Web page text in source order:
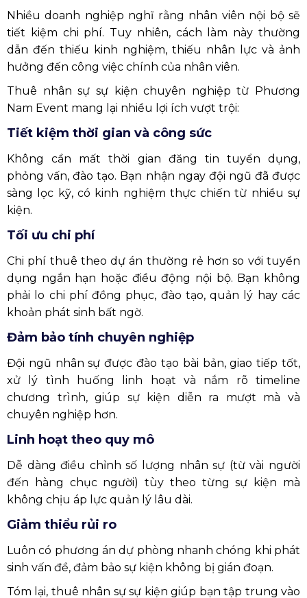
Nhiều doanh nghiệp nghĩ rằng nhân viên nội bộ sẽ
tiết kiệm chi phí. Tuy nhiên, cách làm này thường
dẫn đến thiếu kinh nghiệm, thiếu nhân lực và ảnh
hưởng đến công việc chính của nhân viên.
Thuê nhân sự sự kiện chuyên nghiệp từ Phương
Nam Event mang lại nhiều lợi ích vượt trội:
Tiết kiệm thời gian và công sức
Không cần mất thời gian đăng tin tuyển dụng,
phỏng vấn, đào tạo. Bạn nhận ngay đội ngũ đã được
sàng lọc kỹ, có kinh nghiệm thực chiến từ nhiều sự
kiện.
Tối ưu chi phí
Chi phí thuê theo dự án thường rẻ hơn so với tuyển
dụng ngắn hạn hoặc điều động nội bộ. Bạn không
phải lo chi phí đồng phục, đào tạo, quản lý hay các
khoản phát sinh bất ngờ.
Đảm bảo tính chuyên nghiệp
Đội ngũ nhân sự được đào tạo bài bản, giao tiếp tốt,
xử lý tình huống linh hoạt và nắm rõ timeline
chương trình, giúp sự kiện diễn ra mượt mà và
chuyên nghiệp hơn.
Linh hoạt theo quy mô
Dễ dàng điều chỉnh số lượng nhân sự (từ vài người
đến hàng chục người) tùy theo từng sự kiện mà
không chịu áp lực quản lý lâu dài.
Giảm thiểu rủi ro
Luôn có phương án dự phòng nhanh chóng khi phát
sinh vấn đề, đảm bảo sự kiện không bị gián đoạn.
Tóm lại, thuê nhân sự sự kiện giúp bạn tập trung vào